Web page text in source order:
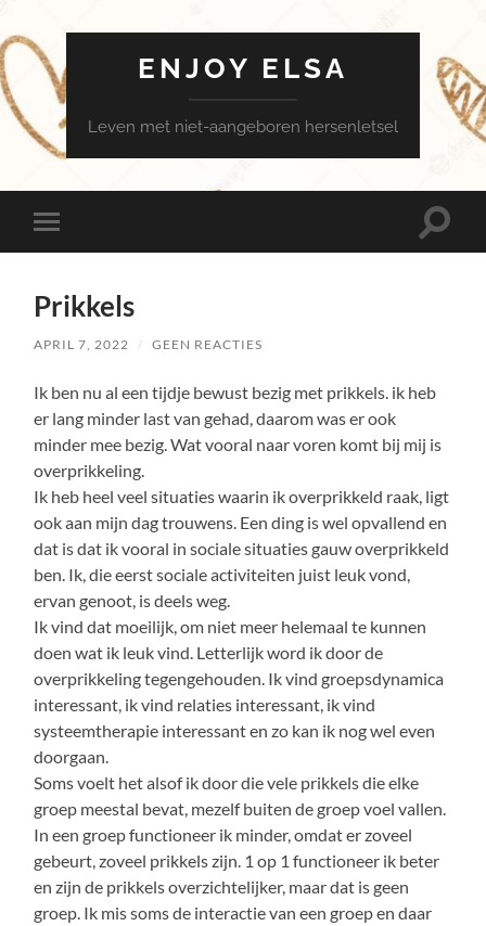
ENJOY ELSA
Leven met niet-aangeboren hersenletsel
Toggle
mobiel
Toggle
Prikkels
APRIL 7, 2022 / GEEN REACTIES
Ik ben nu al een tijdje bewust bezig met prikkels. ik heb
er lang minder last van gehad, daarom was er ook
minder mee bezig. Wat vooral naar voren komt bij mij is
overprikkeling.
Ik heb heel veel situaties waarin ik overprikkeld raak, ligt
ook aan mijn dag trouwens. Een ding is wel opvallend en
dat is dat ik vooral in sociale situaties gauw overprikkeld
ben. Ik, die eerst sociale activiteiten juist leuk vond,
ervan genoot, is deels weg.
Ik vind dat moeilijk, om niet meer helemaal te kunnen
doen wat ik leuk vind. Letterlijk word ik door de
overprikkeling tegengehouden. Ik vind groepsdynamica
interessant, ik vind relaties interessant, ik vind
systeemtherapie interessant en zo kan ik nog wel even
doorgaan.
Soms voelt het alsof ik door die vele prikkels die elke
groep meestal bevat, mezelf buiten de groep voel vallen.
In een groep functioneer ik minder, omdat er zoveel
gebeurt, zoveel prikkels zijn. 1 op 1 functioneer ik beter
en zijn de prikkels overzichtelijker, maar dat is geen
groep. Ik mis soms de interactie van een groep en daar